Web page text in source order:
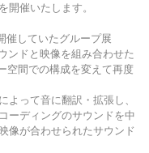
開催いたします。
催していたグループ展
ンドと映像を組み合わせた
空間での構成を変えて再度
よって音に翻訳・拡張し、
ーディングのサウンドを中
像が合わせられたサウンド